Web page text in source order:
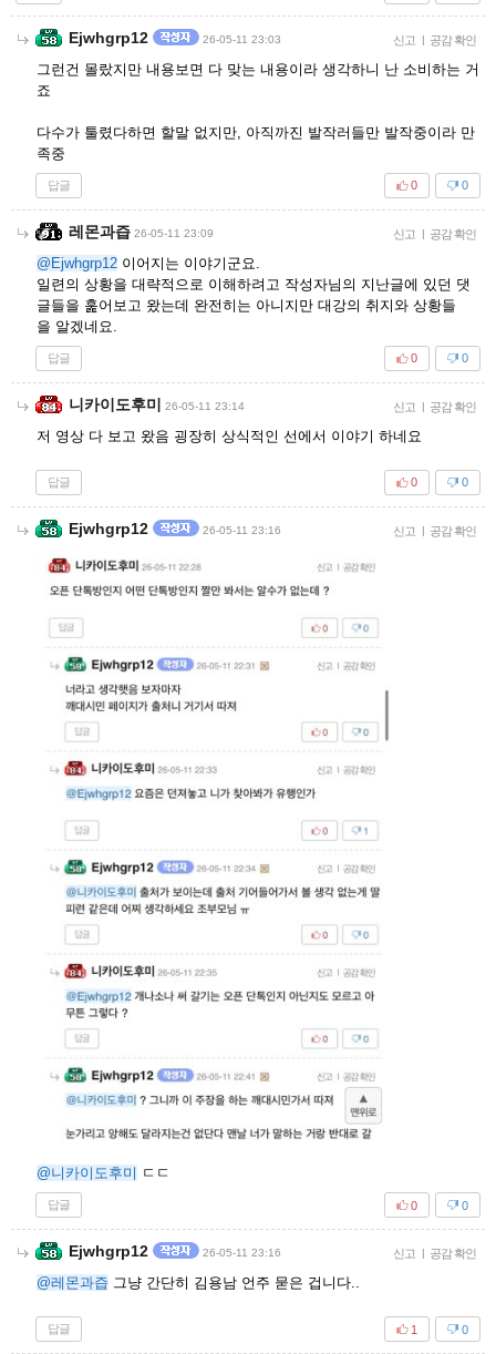
Ejwhgrp12 26-05-11 23:03 신고 | 공감 확인
그런건 몰랐지만 내용보면 다 맞는 내용이라 생각하니 난 소비하는 거
죠
다수가 툴렸다하면 할말 없지만, 아직까진 발작러들만 발작중이라 만
족중
답글 0
0
레몬과즙 26-05-11 23:09 신고 | 공감 확인
@Ejwhgrp12 이어지는 이야기군요.
일련의 상황을 대략적으로 이해하려고 작성자님의 지난글에 있던 댓
글들을 훑어보고 왔는데 완전히는 아니지만 대강의 취지와 상황들
을 알겠네요.
답글 0
0
니카이도후미 26-05-11 23:14 신고 | 공감 확인
저 영상 다 보고 왔음 굉장히 상식적인 선에서 이야기 하네요
답글 0
0
Ejwhgrp12 26-05-11 23:16 신고 | 공감 확인
@니카이도후미 ㄷㄷ
답글 0
0
Ejwhgrp12 26-05-11 23:16 신고 | 공감 확인
@레몬과즙 그냥 간단히 김용남 언주 묻은 겁니다..
답글 0
1